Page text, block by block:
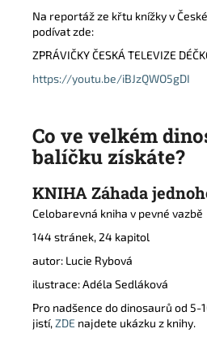
Na reportáž ze křtu knížky v
podívat zde:
ZPRÁVIČKY ČESKÁ TELEVIZE
https://youtu.be/iBJzQWO5gDI
Co ve velkém
balíčku získáte?
KNIHA Záhada
Celobarevná kniha v pevné vazbě
144 stránek, 24 kapitol
autor: Lucie Rybová
ilustrace: Adéla Sedláková
Pro nadšence do dinosaurů od 5-
jistí,ZDE najdete ukázku z knihy.